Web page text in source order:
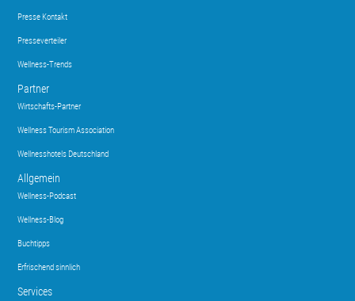
Presse Kontakt
Presseverteiler
Wellness-Trends
Partner
Wirtschafts-Partner
Wellness Tourism Association
Wellnesshotels Deutschland
Allgemein
Wellness-Podcast
Wellness-Blog
Buchtipps
Erfrischend sinnlich
Services